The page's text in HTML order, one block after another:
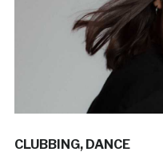
CLUBBING, DANCE